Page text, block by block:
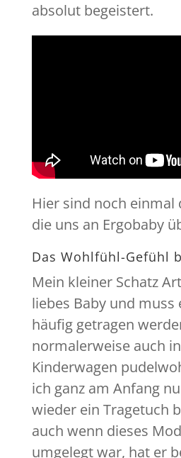
absolut begeistert.
Hier sind noch einmal
die uns an Ergobaby
Das Wohlfühl-Gefühl
Mein kleiner Schatz
liebes Baby und
häufig getragen
normalerweise auch
Kinderwagen
ich ganz am Anfang
wieder ein Tragetuch
auch wenn dieses
umgelegt war, hat er